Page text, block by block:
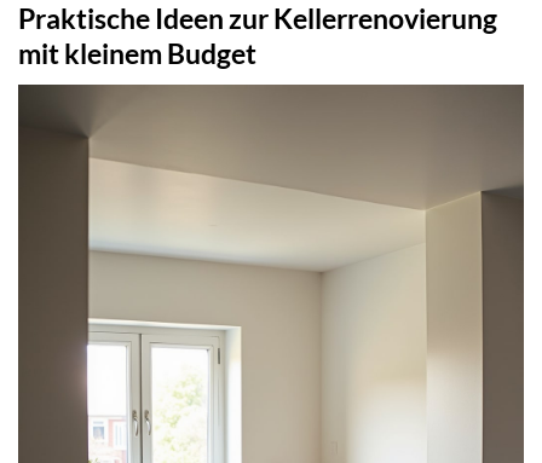
Praktische Ideen zur Kellerrenovierung
mit kleinem Budget